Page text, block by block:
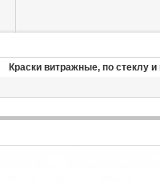
Краски витражные, по стеклу